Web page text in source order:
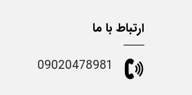
ارتباط با ما
09020478981